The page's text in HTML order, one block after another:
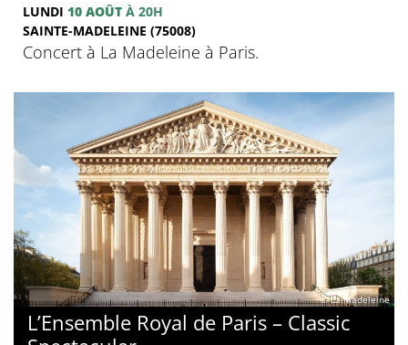
LUNDI 10 AOÛT À 20H
SAINTE-MADELEINE (75008)
Concert à La Madeleine à Paris.
© La Madeleine
L’Ensemble Royal de Paris – Classic